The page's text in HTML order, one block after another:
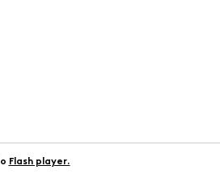
Flash player.